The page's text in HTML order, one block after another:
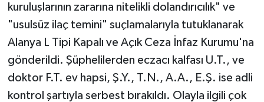
kuruluşlarının zararına nitelikli dolandırıcılık" ve
"usulsüz ilaç temini" suçlamalarıyla tutuklanarak
Alanya L Tipi Kapalı ve Açık Ceza İnfaz Kurumu'na
gönderildi. Şüphelilerden eczacı kalfası U.T., ve
doktor F.T. ev hapsi, Ş.Y., T.N., A.A., E.Ş. ise adli
kontrol şartıyla serbest bırakıldı. Olayla ilgili çok